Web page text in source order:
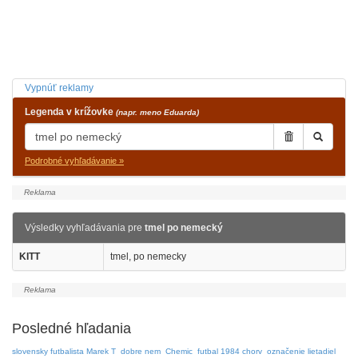
Vypnúť reklamy
Legenda v krížovke (napr. meno Eduarda)
Podrobné vyhľadávanie »
Výsledky vyhľadávania pre tmel po nemecký
KITT tmel, po nemecky
Posledné hľadania
slovensky futbalista Marek T dobre nem Chemic futbal 1984 chorv označenie lietadiel